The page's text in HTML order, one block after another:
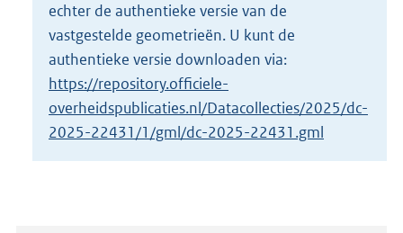
1
3
K
echter de authentieke versie van de
vastgestelde geometrieën. U kunt de
authentieke versie downloaden via:
https://repository.officiele-
overheidspublicaties.nl/Datacollecties/2025/dc-
2025-22431/1/gml/dc-2025-22431.gml